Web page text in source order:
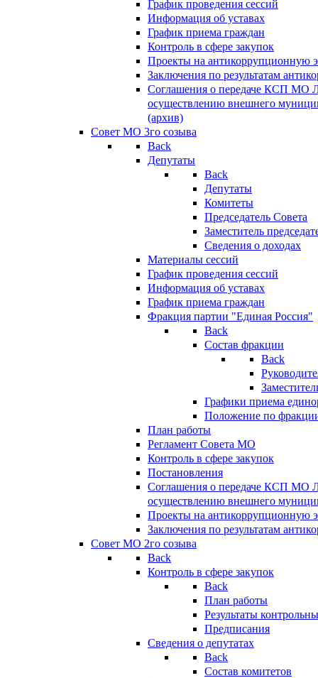
График проведения сессий
Информация об уставах
График приема граждан
Контроль в сфере закупок
Проекты на антикоррупционную
Заключения по результатам
Соглашения о передаче КСП МО
осуществлению внешнего
(архив)
Совет МО 3го созыва
Back
Депутаты
Back
Депутаты
Комитеты
Председатель Совета
Заместитель
Сведения о доходах
Материалы сессий
График проведения сессий
Информация об уставах
График приема граждан
Фракция партии "Единая Россия"
Back
Состав фракции
Back
Графики приема
Положение по
План работы
Регламент Совета МО
Контроль в сфере закупок
Постановления
Соглашения о передаче КСП МО
осуществлению внешнего
Проекты на антикоррупционную
Заключения по результатам
Совет МО 2го созыва
Back
Контроль в сфере закупок
Back
План работы
Результаты
Предписания
Сведения о депутатах
Back
Состав комитетов